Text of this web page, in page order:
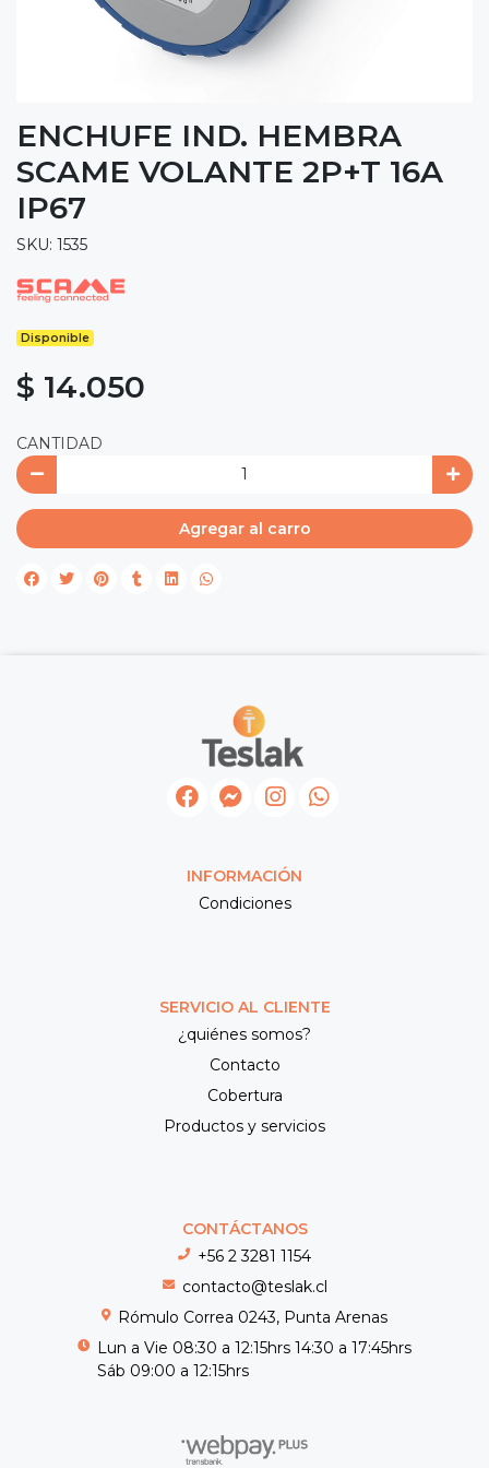
ENCHUFE IND. HEMBRA
SCAME VOLANTE 2P+T 16A
IP67
SKU: 1535
Disponible
$ 14.050
CANTIDAD
Agregar al carro
INFORMACIÓN
Condiciones
SERVICIO AL CLIENTE
¿quiénes somos?
Contacto
Cobertura
Productos y servicios
CONTÁCTANOS
+56 2 3281 1154
contacto@teslak.cl
Rómulo Correa 0243, Punta Arenas
Lun a Vie 08:30 a 12:15hrs 14:30 a 17:45hrs
Sáb 09:00 a 12:15hrs